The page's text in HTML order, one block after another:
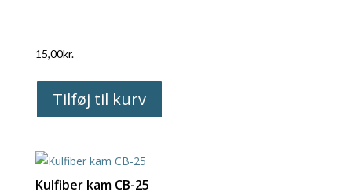
15,00kr.
Tilføj til kurv
Kulfiber kam CB-25